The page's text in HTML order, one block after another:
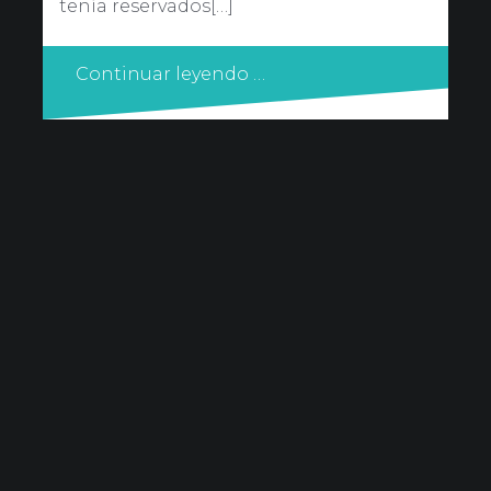
tenía reservados[…]
Continuar leyendo …